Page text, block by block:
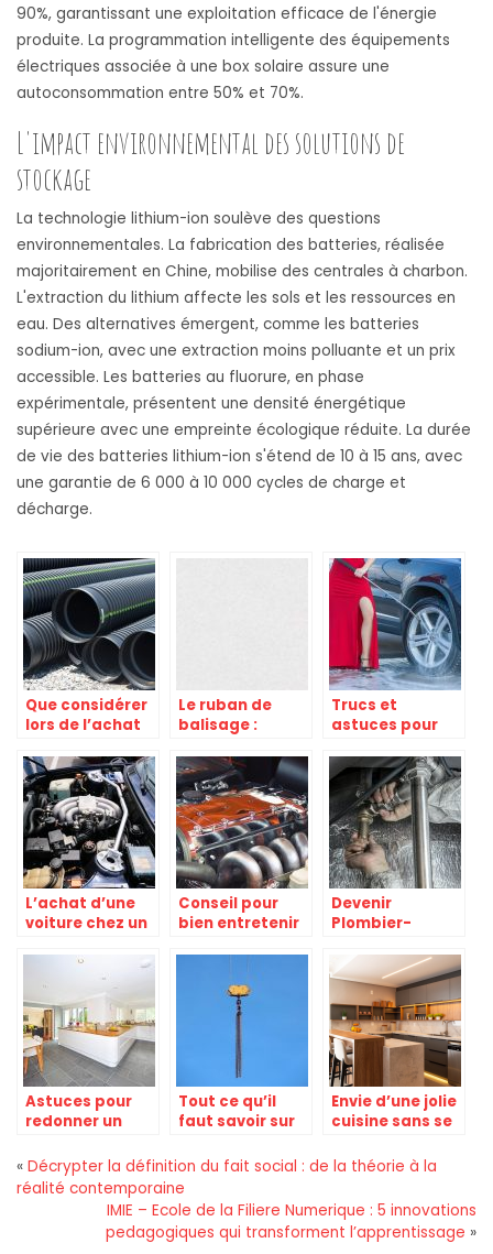
90%, garantissant une exploitation efficace de l'énergie
produite. La programmation intelligente des équipements
électriques associée à une box solaire assure une
autoconsommation entre 50% et 70%.
L'impact environnemental des solutions de
stockage
La technologie lithium-ion soulève des questions
environnementales. La fabrication des batteries, réalisée
majoritairement en Chine, mobilise des centrales à charbon.
L'extraction du lithium affecte les sols et les ressources en
eau. Des alternatives émergent, comme les batteries
sodium-ion, avec une extraction moins polluante et un prix
accessible. Les batteries au fluorure, en phase
expérimentale, présentent une densité énergétique
supérieure avec une empreinte écologique réduite. La durée
de vie des batteries lithium-ion s'étend de 10 à 15 ans, avec
une garantie de 6 000 à 10 000 cycles de charge et
décharge.
Que considérer
lors de l’achat
relevage ?
Le ruban de
balisage :
l’utiliser ?
Trucs et
astuces pour
vehicule soigne
avant une sortie
L’achat d’une
voiture chez un
et l’avantage
d’un bon
turbocompresseur
Conseil pour
bien entretenir
Devenir
Plombier-
metier, salaire,
formation
Astuces pour
redonner un
l’interieur de
votre maison
Tout ce qu’il
faut savoir sur
levage en
manutention!
Envie d’une jolie
cuisine sans se
astuces
« Décrypter la définition du fait social : de la théorie à la
réalité contemporaine
IMIE – Ecole de la Filiere Numerique : 5 innovations
pedagogiques qui transforment l’apprentissage »